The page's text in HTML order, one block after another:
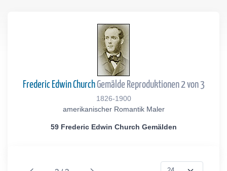
Frederic Edwin ChurchGemälde Reproduktionen 2 von 3
1826-1900
amerikanischer Romantik Maler
59 Frederic Edwin Church Gemälden